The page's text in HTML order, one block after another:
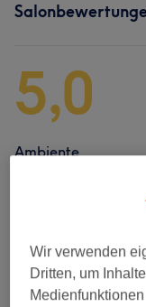
5,0
Ambiente
Wir verwenden
Dritten, um